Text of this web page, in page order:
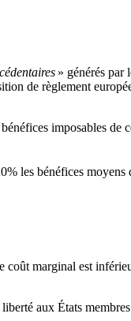
» générés par
de règlement
imposables de
les bénéfices moyens
marginal est
aux États